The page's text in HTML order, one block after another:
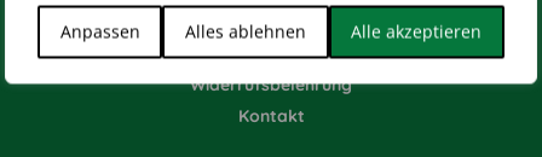
Anpassen Alles ablehnen Alle akzeptieren
Versandarten
Zahlungsarten
Widerrufsbelehrung
Kontakt